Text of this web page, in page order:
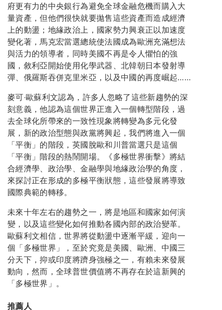
府更有力的中央銀行為避免全球金融危機而購入大
量資產，但他們很快就要拋售這些資產而造成經濟
上的動盪；地緣政治上，國家勢力興衰正以加速度
變化著，馬克宏當選總統使法國成為歐洲充滿想法
與活力的領導者，同時美國不再是令人懼怕的強
國，敘利亞開始使用化學武器、北韓朝日本發射導
彈、俄羅斯吞併克里米亞，以及中國的再度崛起……
麥可‧歐蘇利文認為，許多人忽略了這些新趨勢的深
刻意義，他認為這個世界正進入一個轉型階段，過
去全球化所帶來的一致性現象將轉變為多元化發
展，新的政治型態與政黨將興起，我們將進入一個
「平衡」的階段，英國脫歐和川普當選只是這個
「平衡」階段的熱鬧開場。《多極世界衝擊》將結
合經濟學、政治學、金融學與地緣政治學的角度，
來探討正在形成的多極平衡狀態，這些發展將導致
國際典範的轉移。
未來十年左右的趨勢之一，將是地區和國家如何演
變，以及這些變化如何推動各國內部的政治變革。
歐蘇利文相信，世界將從動盪中逐漸平緩，迎向一
個「多極世界」，至於究竟是美國、歐洲、中國三
分天下，抑或印度將躋身強極之一，有賴未來發展
動向，然而，全球普世價值將不再存在於這新興的
「多極世界」。
推薦人